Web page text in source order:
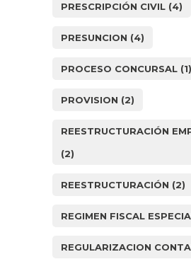
PRESCRIPCIÓN CIVIL (4)
PRESUNCION (4)
PROCESO CONCURSAL (1)
PROVISION (2)
REESTRUCTURACIÓN
(2)
REESTRUCTURACIÓN (2)
REGIMEN FISCAL
REGULARIZACION